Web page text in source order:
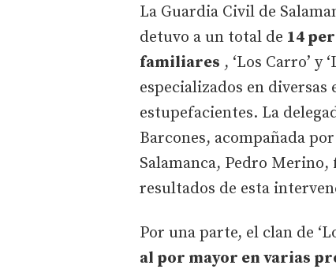
La Guardia Civil de
detuvo a un total de 14
familiares , ‘Los Carro’ y
especializados en
estupefacientes. La
Barcones, acompañada
Salamanca, Pedro
resultados de esta
Por una parte, el clan de
al por mayor en varias